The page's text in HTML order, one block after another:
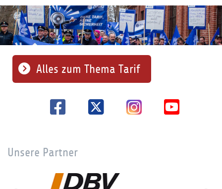
Alles zum Thema Tarif
Unsere Partner